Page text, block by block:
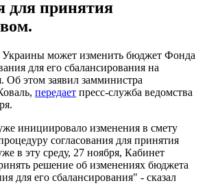
для принятия
может изменить бюджет Фонда
для его сбалансирования на
Об этом заявил замминистра
передает пресс-служба ведомства
инициировало изменения в смету
согласования для принятия
в эту среду, 27 ноября, Кабинет
решение об изменениях бюджета
для его сбалансирования" - сказал